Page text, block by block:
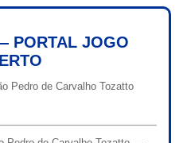
PORTAL JOGO
Pedro de Carvalho Tozatto